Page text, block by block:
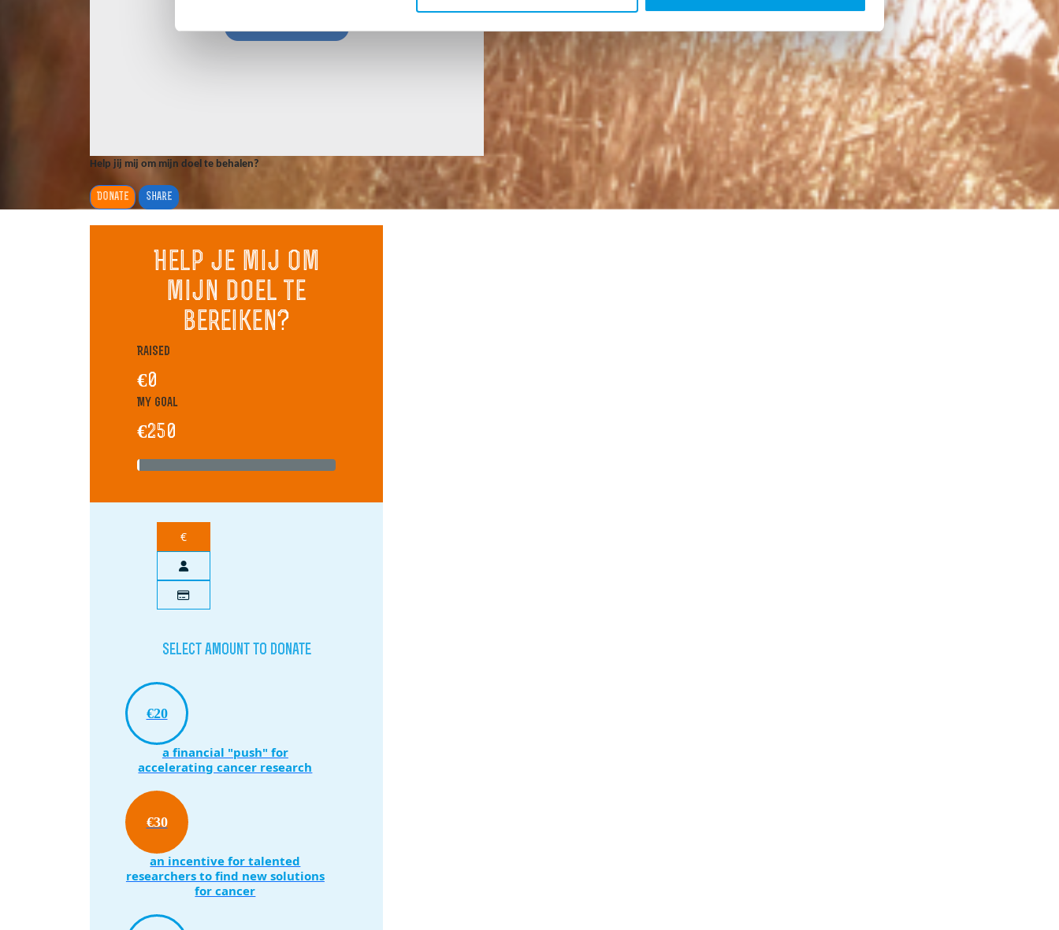
Help jij mij om mijn doel te behalen?
Donate Share
Help je mij om
mijn doel te
bereiken?
Raised
€0
My Goal
€250
€
Select amount to donate
€20
a financial "push" for
accelerating cancer research
€30
an incentive for talented
researchers to find new solutions
for cancer